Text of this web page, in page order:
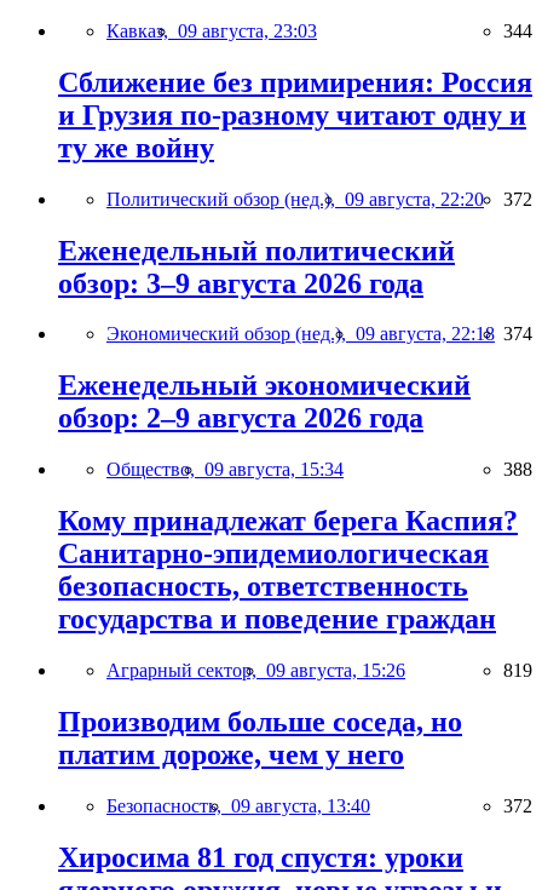
Кавказ, 09 августа, 23:03 344
Сближение без примирения: Россия
и Грузия по-разному читают одну и
ту же войну
Политический обзор (нед.), 09 августа, 22:20 372
Еженедельный политический
обзор: 3–9 августа 2026 года
Экономический обзор (нед.), 09 августа, 22:18 374
Еженедельный экономический
обзор: 2–9 августа 2026 года
Общество, 09 августа, 15:34 388
Кому принадлежат берега Каспия?
Санитарно-эпидемиологическая
безопасность, ответственность
государства и поведение граждан
Аграрный сектор, 09 августа, 15:26 819
Производим больше соседа, но
платим дороже, чем у него
Безопасность, 09 августа, 13:40 372
Хиросима 81 год спустя: уроки